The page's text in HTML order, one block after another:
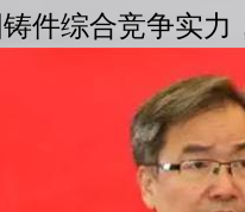
件综合竞争实力